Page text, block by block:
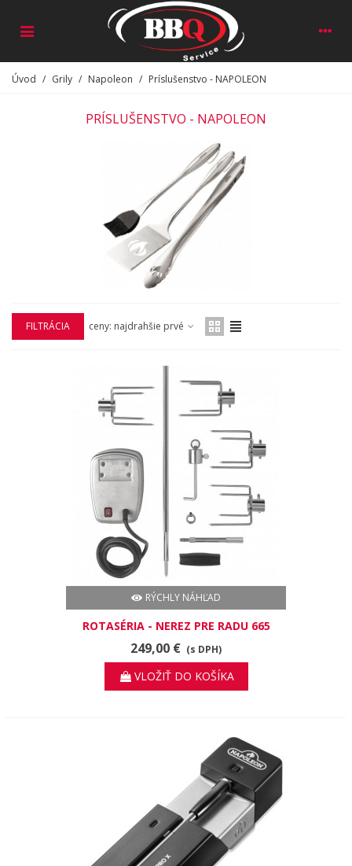
Úvod / Grily / Napoleon / Príslušenstvo - NAPOLEON
PRÍSLUŠENSTVO - NAPOLEON
FILTRÁCIA ceny: najdrahšie prvé
RÝCHLY NÁHĽAD
ROTASÉRIA - NEREZ PRE RADU 665
249,00 € (s DPH)
VLOŽIŤ DO KOŠÍKA